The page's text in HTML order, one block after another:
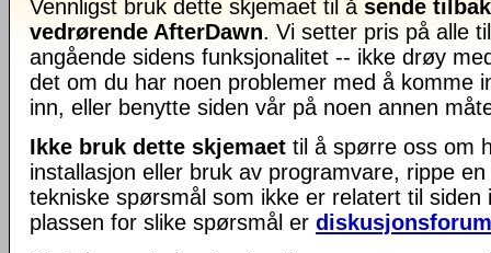
Vennligst bruk dette skjemaet til å sende
vedrørende AfterDawn. Vi setter pris på alle
angående sidens funksjonalitet -- ikke drøy
det om du har noen problemer med å komme
inn, eller benytte siden vår på noen annen
Ikke bruk dette skjemaet til å spørre oss om
installasjon eller bruk av programvare, rippe
tekniske spørsmål som ikke er relatert til siden
plassen for slike spørsmål er